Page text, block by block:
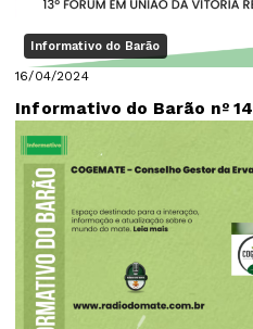
Informativo do Barão
16/04/2024
Informativo do Barão nº 14